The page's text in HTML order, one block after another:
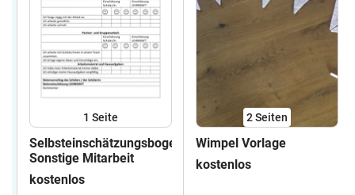
1 Seite
Selbsteinschätzungsbogen
Sonstige Mitarbeit
kostenlos
2Seiten
Wimpel Vorlage
kostenlos